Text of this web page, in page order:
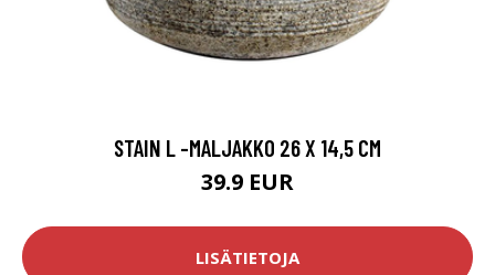
STAIN L -MALJAKKO 26 X 14,5 CM
39.9 EUR
LISÄTIETOJA